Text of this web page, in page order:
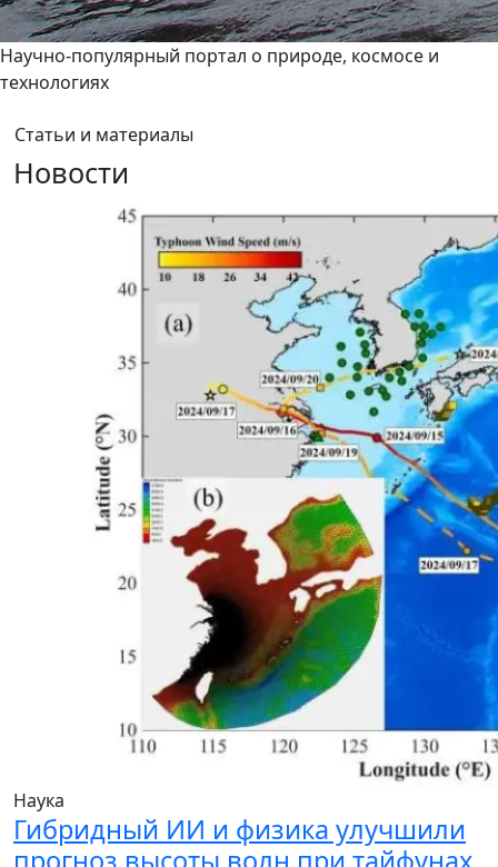
Научно-популярный портал о природе, космосе и
технологиях
Статьи и материалы
Новости
Наука
Гибридный ИИ и физика улучшили